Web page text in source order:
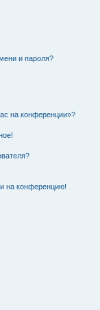
и пароля?
на конференции»?
на конференцию!